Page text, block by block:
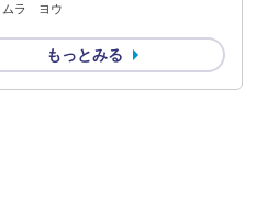
ムラ ヨウ
もっとみる